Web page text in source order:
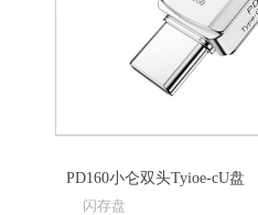
PD160小仑双头Tyioe-cU盘
闪存盘